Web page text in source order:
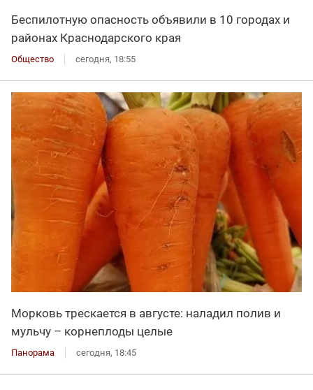
Беспилотную опасность объявили в 10 городах и
районах Краснодарского края
Общество сегодня, 18:55
Морковь трескается в августе: наладил полив и
мульчу – корнеплоды целые
Панорама сегодня, 18:45